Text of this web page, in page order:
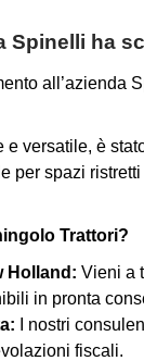
Spinelli ha
all’azienda
e versatile, è
per spazi
Trattori?
Holland: Vieni a
in pronta
I nostri
fiscali.